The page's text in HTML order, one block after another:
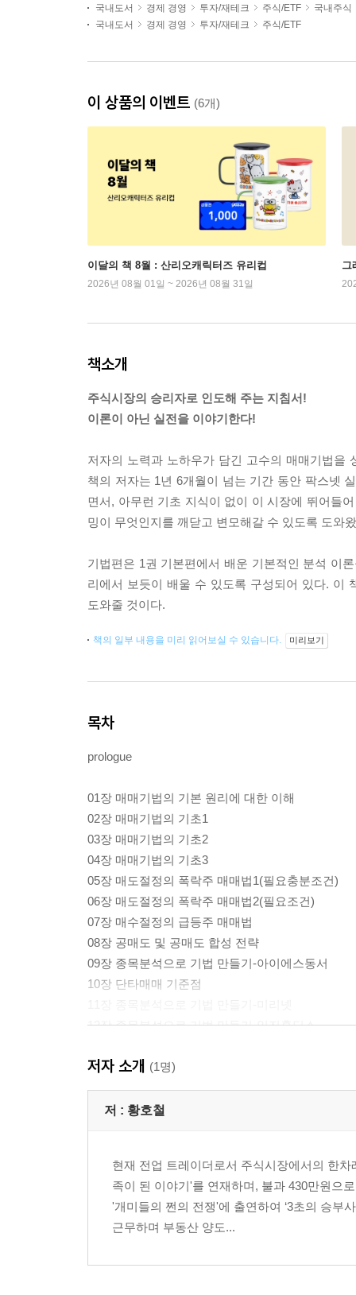
국내도서 경제 경영 투자/재테크 주식/ETF
국내주식
국내도서
경제 경영 투자/재테크 주식/ETF
이 상품의 이벤트 (6개)
이달의 책 8월 : 산리오캐릭터즈 유리컵
2026년 08월 01일 ~ 2026년 08월 31일
그
책소개
주식시장의 승리자로 인도해 주는 지침서!
이론이 아닌 실전을 이야기한다!
저자의 노력과 노하우가 담긴 고수의 매매기법을
책의 저자는 1년 6개월이 넘는 기간 동안 팍스넷
면서, 아무런 기초 지식이 없이 이 시장에 뛰어들
밍이 무엇인지를 깨닫고 변모해갈 수 있도록 도와
기법편은 1권 기본편에서 배운 기본적인 분석 이
리에서 보듯이 배울 수 있도록 구성되어 있다. 이
도와줄 것이다.
책의 일부 내용을 미리 읽어보실 수 있습니다. 미리보기
목차
prologue
01장 매매기법의 기본 원리에 대한 이해
02장 매매기법의 기초1
03장 매매기법의 기초2
04장 매매기법의 기초3
05장 매도절정의 폭락주 매매법1(필요충분조건)
06장 매도절정의 폭락주 매매법2(필요조건)
07장 매수절정의 급등주 매매법
08장 공매도 및 공매도 합성 전략
09장 종목분석으로 기법 만들기-아이에스동서
10장 단타매매 기준점
12장 종목분석으로 기법 만들기-일진홀딩스
14장 차트비교로 힘을 측정하기
15장 종목분석으로 기법 만들기-이건창호
16장 양봉밀집주
19장 종목분석으로 기법 만들기-선도전기 외
20장 차트가 나에게 말할 때
21장 종목분석으로 기법 만들기-실리콘화일
저자 소개 (1명)
저 : 황호철
현재 전업 트레이더로서 주식시장에서의 한
족이 된 이야기'를 연재하며, 불과 430만원으
'개미들의 쩐의 전쟁'에 출연하여 ‘3초의 승부
근무하며 부동산 양도...